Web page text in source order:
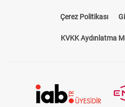
Çerez Politikası
KVKK Aydınlatma